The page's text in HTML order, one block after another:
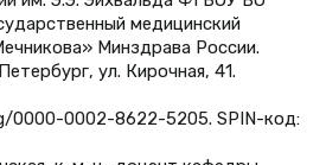
медицинский
Минздрава России.
ул. Кирочная, 41.
0000-0002-8622-5205. SPIN-код: